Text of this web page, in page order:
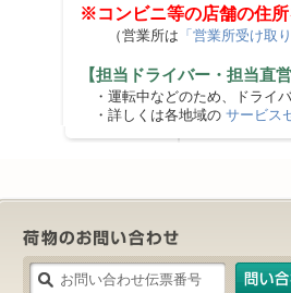
※コンビニ等の店舗の住所
（営業所は 「営業所受け取
【担当ドライバー・担当直
・運転中などのため、ドライ
・詳しくは各地域の サービス